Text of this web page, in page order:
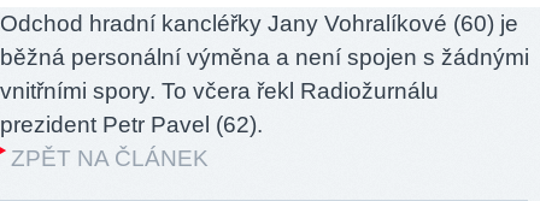
Odchod hradní kancléřky Jany Vohralíkové (60) je
běžná personální výměna a není spojen s žádnými
vnitřními spory. To včera řekl Radiožurnálu
prezident Petr Pavel (62).
ZPĚT NA ČLÁNEK